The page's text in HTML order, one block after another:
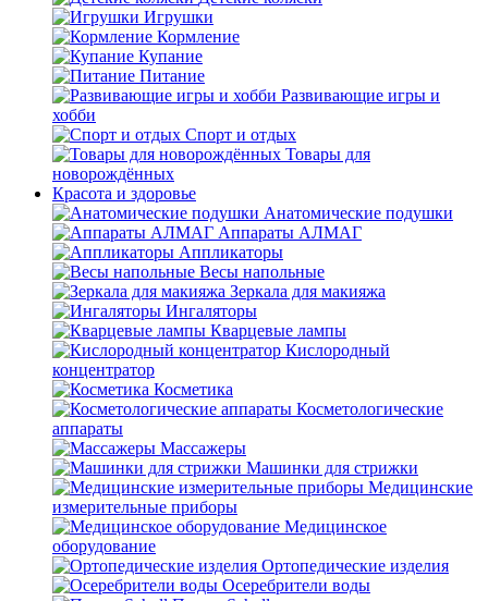
Игрушки
Кормление
Купание
Питание
Развивающие игры и
хобби
Спорт и отдых
Товары для
новорождённых
Красота и здоровье
Анатомические подушки
Аппараты АЛМАГ
Аппликаторы
Весы напольные
Зеркала для макияжа
Ингаляторы
Кварцевые лампы
Кислородный
концентратор
Косметика
Косметологические
аппараты
Массажеры
Машинки для стрижки
Медицинские
измерительные приборы
Медицинское
оборудование
Ортопедические изделия
Осеребрители воды